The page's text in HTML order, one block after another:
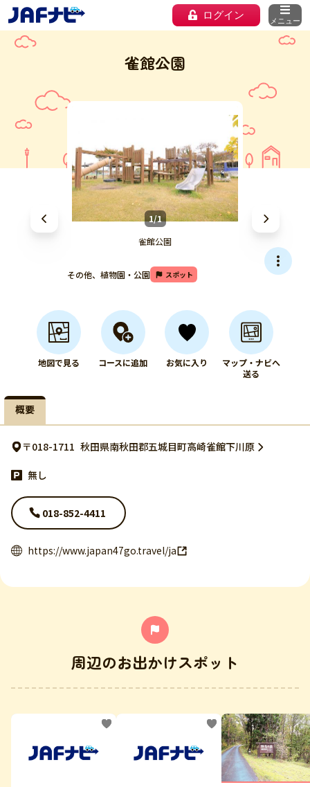
ログイン メニュー
雀館公園
1/1
雀館公園
その他、植物園・公園 スポット
地図で見る コースに追加 お気に入り
マップ・ナビへ
送る
概要
〒018-1711 秋田県南秋田郡五城目町高崎雀館下川原
無し
018-852-4411
https://www.japan47go.travel/ja
周辺のお出かけスポット